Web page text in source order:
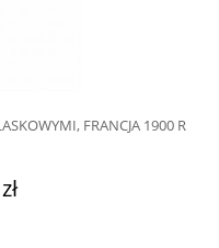
FRANCJA 1900 R